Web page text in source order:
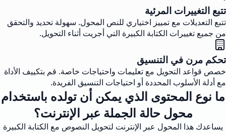
تتبع التغييرات المرئية
تتبع التعديلات مع تمييز اختياري للنص المحول. سهولة تحديد والتحقق
من جميع تغييرات الكتابة الكبيرة التي أجريت أثناء التحويل.
تحكم مرن في التنسيق
خصص قواعد التحويل مع تعليمات واحتياجات خاصة. قم بتكييف الأداة
مع أدلة الأسلوب المحددة أو احتياجات التنسيق الفريدة.
ما نوع المحتوى الذي يمكن أن تولده باستخدام
محول حالة الجملة عبر الإنترنت؟
يساعدك هذا المحول عبر الإنترنت لتحويل النصوص مع الكتابة الكبيرة